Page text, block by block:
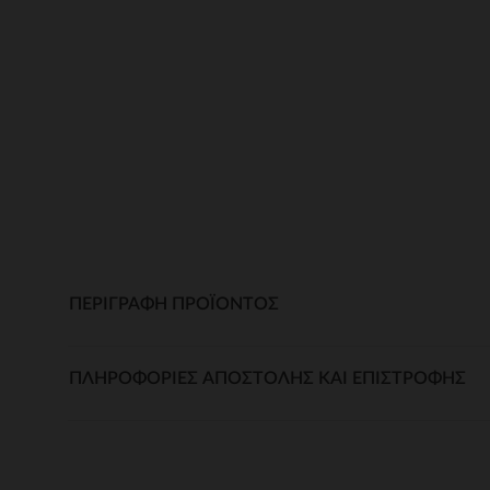
ΠΕΡΙΓΡΑΦΉ ΠΡΟΪΌΝΤΟΣ
ΠΛΗΡΟΦΟΡΊΕΣ ΑΠΟΣΤΟΛΉΣ ΚΑΙ ΕΠΙΣΤΡΟΦΉΣ